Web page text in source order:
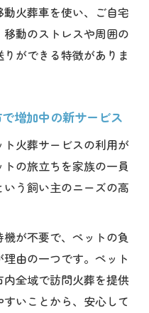
火葬車を使い、ご自宅
動のストレスや周囲の
ができる特徴がありま
増加中の新サービス
火葬サービスの利用が
の旅立ちを家族の一員
う飼い主のニーズの高
が不要で、ペットの負
由の一つです。ペット
全域で訪問火葬を提供
いことから、安心して